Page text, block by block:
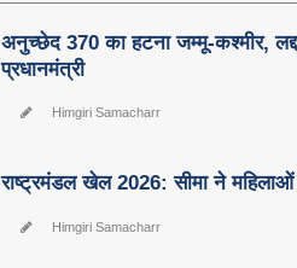
अनुच्छेद 370 का हटना जम्मू-कश्मीर,
प्रधानमंत्री
Himgiri Samacharr
राष्ट्रमंडल खेल 2026: सीमा ने
Himgiri Samacharr